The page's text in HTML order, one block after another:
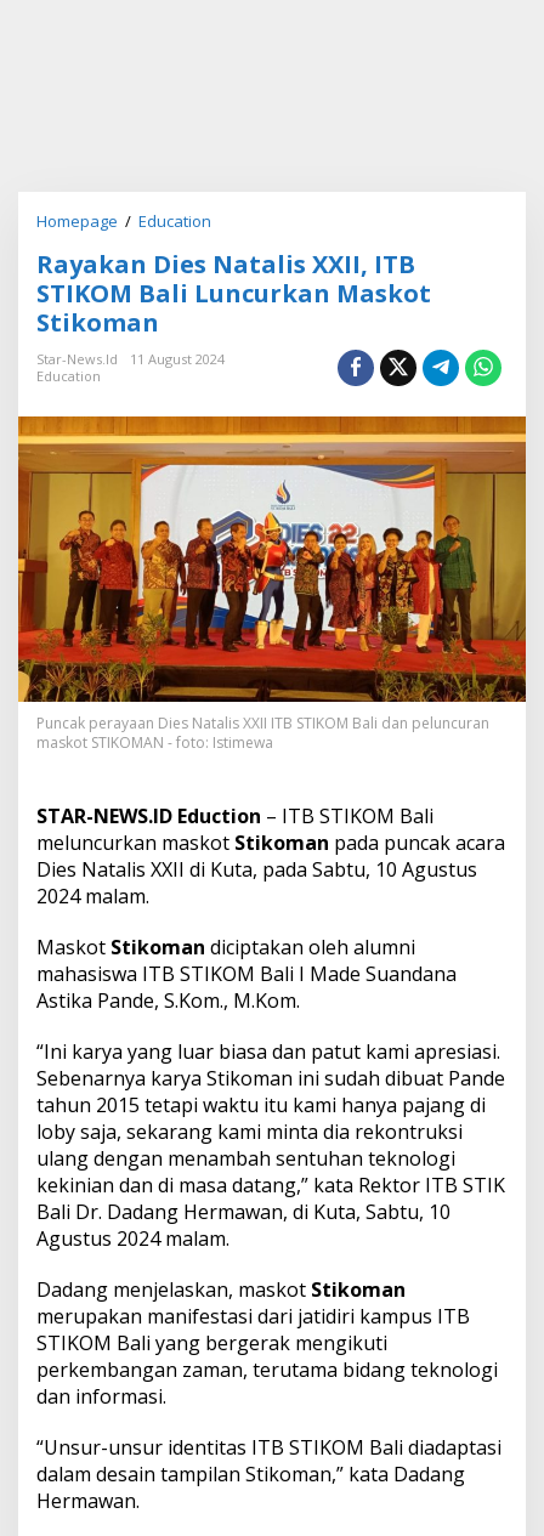
Homepage / Education
y
a
k
n
e
s
N
a
l
i
s
X
X
,
I
T
T
K
O
a
l
i
L
n
c
r
k
a
n
M
a
s
o
t
S
t
i
m
a
n
Rayakan Dies Natalis XXII, ITB
STIKOM Bali Luncurkan Maskot
Stikoman
Star-News.id
11 August 2024
Education
Puncak perayaan Dies Natalis XXII ITB STIKOM Bali dan peluncuran
maskot STIKOMAN - foto: Istimewa
STAR-NEWS.ID Eduction – ITB STIKOM Bali
meluncurkan maskot Stikoman pada puncak acara
Dies Natalis XXII di Kuta, pada Sabtu, 10 Agustus
2024 malam.
Maskot Stikoman diciptakan oleh alumni
mahasiswa ITB STIKOM Bali I Made Suandana
Astika Pande, S.Kom., M.Kom.
“Ini karya yang luar biasa dan patut kami apresiasi.
Sebenarnya karya Stikoman ini sudah dibuat Pande
tahun 2015 tetapi waktu itu kami hanya pajang di
loby saja, sekarang kami minta dia rekontruksi
ulang dengan menambah sentuhan teknologi
kekinian dan di masa datang,” kata Rektor ITB STIK
Bali Dr. Dadang Hermawan, di Kuta, Sabtu, 10
Agustus 2024 malam.
Dadang menjelaskan, maskot Stikoman
merupakan manifestasi dari jatidiri kampus ITB
STIKOM Bali yang bergerak mengikuti
perkembangan zaman, terutama bidang teknologi
dan informasi.
“Unsur-unsur identitas ITB STIKOM Bali diadaptasi
dalam desain tampilan Stikoman,” kata Dadang
Hermawan.